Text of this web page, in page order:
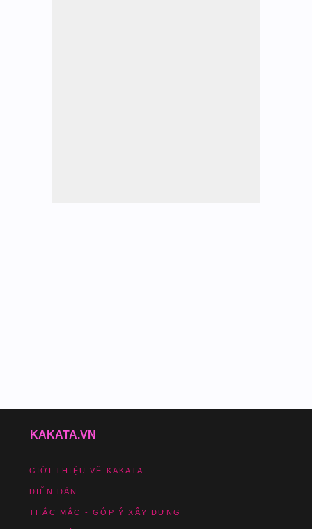
KAKATA.VN
GIỚI THIỆU VỀ KAKATA
DIỄN ĐÀN
THẮC MẮC - GÓP Ý XÂY DỰNG